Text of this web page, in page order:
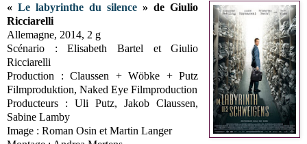
«Le labyrinthe du silence » de Giulio
Ricciarelli
Allemagne, 2014, 2 g
Scénario : Elisabeth Bartel et Giulio
Ricciarelli
Production : Claussen + Wöbke + Putz
Filmproduktion, Naked Eye Filmproduction
Producteurs : Uli Putz, Jakob Claussen,
Sabine Lamby
Image : Roman Osin et Martin Langer